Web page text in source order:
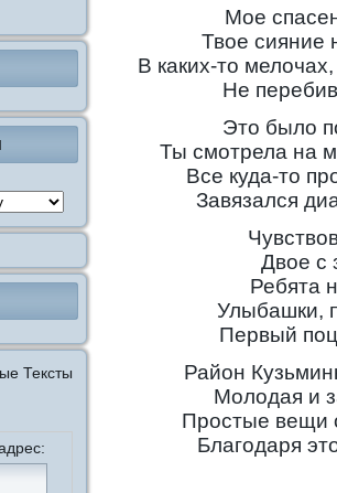
Тексты
Мое
Твое сияние
В каких-то
Не
Это было
Ты смотрела на
Все куда-то
Завязался
Двое с
Ребята
Улыбашки,
Первый
Район
Молодая и
Простые вещи
Благодаря